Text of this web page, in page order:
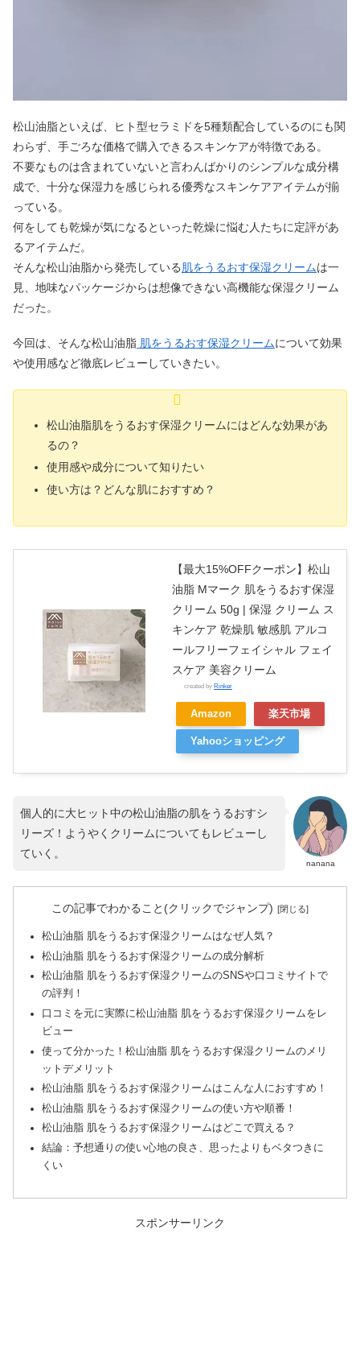
松山油脂といえば、ヒト型セラミドを5種類配合しているのにも関
わらず、手ごろな価格で購入できるスキンケアが特徴である。
不要なものは含まれていないと言わんばかりのシンプルな成分構
成で、十分な保湿力を感じられる優秀なスキンケアアイテムが揃
っている。
何をしても乾燥が気になるといった乾燥に悩む人たちに定評があ
るアイテムだ。
そんな松山油脂から発売している肌をうるおす保湿クリームは一
見、地味なパッケージからは想像できない高機能な保湿クリーム
だった。
今回は、そんな松山油脂 肌をうるおす保湿クリームについて効果
や使用感など徹底レビューしていきたい。
松山油脂肌をうるおす保湿クリームにはどんな効果があ
るの？
使用感や成分について知りたい
使い方は？どんな肌におすすめ？
【最大15%OFFクーポン】松山
油脂 Mマーク 肌をうるおす保湿
クリーム 50g | 保湿 クリーム ス
キンケア 乾燥肌 敏感肌 アルコ
ールフリーフェイシャル フェイ
スケア 美容クリーム
created by Rinker
Amazon 楽天市場
Yahooショッピング
nanana
個人的に大ヒット中の松山油脂の肌をうるおすシ
リーズ！ようやくクリームについてもレビューし
ていく。
この記事でわかること(クリックでジャンプ)
松山油脂 肌をうるおす保湿クリームはなぜ人気？
松山油脂 肌をうるおす保湿クリームの成分解析
松山油脂 肌をうるおす保湿クリームのSNSや口コミサイトで
の評判！
口コミを元に実際に松山油脂 肌をうるおす保湿クリームをレ
ビュー
使って分かった！松山油脂 肌をうるおす保湿クリームのメリ
ットデメリット
松山油脂 肌をうるおす保湿クリームはこんな人におすすめ！
松山油脂 肌をうるおす保湿クリームの使い方や順番！
松山油脂 肌をうるおす保湿クリームはどこで買える？
結論：予想通りの使い心地の良さ、思ったよりもベタつきに
くい
スポンサーリンク